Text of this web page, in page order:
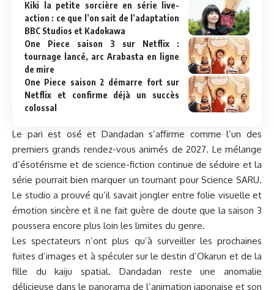
Kiki la petite sorcière en série live-
action : ce que l’on sait de l’adaptation
BBC Studios et Kadokawa
One Piece saison 3 sur Netflix :
tournage lancé, arc Arabasta en ligne
de mire
One Piece saison 2 démarre fort sur
Netflix et confirme déjà un succès
colossal
Le pari est osé et Dandadan s’affirme comme l’un des
premiers grands rendez-vous animés de 2027. Le mélange
d’ésotérisme et de science-fiction continue de séduire et la
série pourrait bien marquer un tournant pour Science SARU.
Le studio a prouvé qu’il savait jongler entre folie visuelle et
émotion sincère et il ne fait guère de doute que la saison 3
poussera encore plus loin les limites du genre.
Les spectateurs n’ont plus qu’à surveiller les prochaines
fuites d’images et à spéculer sur le destin d’Okarun et de la
fille du kaiju spatial. Dandadan reste une anomalie
délicieuse dans le panorama de l’animation japonaise et son